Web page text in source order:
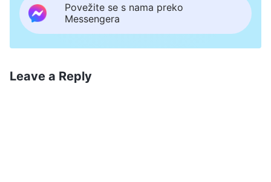
Povežite se s nama preko
Messengera
Leave a Reply